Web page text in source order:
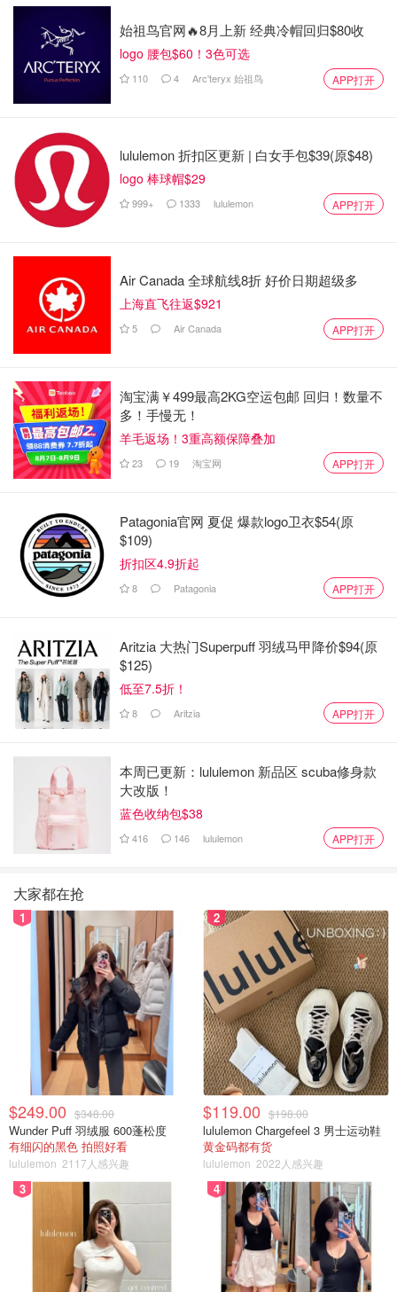
始祖鸟官网🔥8月上新 经典冷帽回归$80收
logo 腰包$60！3色可选
110 4 Arc'teryx 始祖鸟 APP打开
lululemon 折扣区更新 | 白女手包$39(原$48)
logo 棒球帽$29
999+ 1333 lululemon APP打开
Air Canada 全球航线8折 好价日期超级多
上海直飞往返$921
5 Air Canada APP打开
淘宝满￥499最高2KG空运包邮 回归！数量不
多！手慢无！
羊毛返场！3重高额保障叠加
23 19 淘宝网 APP打开
Patagonia官网 夏促 爆款logo卫衣$54(原
$109)
折扣区4.9折起
8 Patagonia APP打开
Aritzia 大热门Superpuff 羽绒马甲降价$94(原
$125)
低至7.5折！
8 Aritzia APP打开
本周已更新：lululemon 新品区 scuba修身款
大改版！
蓝色收纳包$38
416 146 lululemon APP打开
大家都在抢
1
$249.00 $348.00
Wunder Puff 羽绒服 600蓬松度
有细闪的黑色 拍照好看
lululemon 2117人感兴趣
2
$119.00 $198.00
lululemon Chargefeel 3 男士运动鞋
黄金码都有货
lululemon 2022人感兴趣
3 4